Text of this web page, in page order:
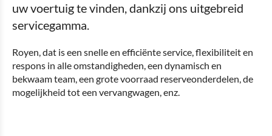
uw voertuig te vinden, dankzij ons uitgebreid
servicegamma.
Royen, dat is een snelle en efficiënte service, flexibiliteit en
respons in alle omstandigheden, een dynamisch en
bekwaam team, een grote voorraad reserveonderdelen, de
mogelijkheid tot een vervangwagen, enz.